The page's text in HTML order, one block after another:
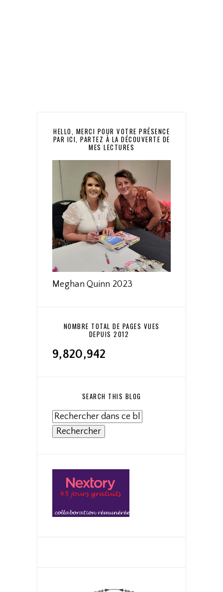
HELLO, MERCI POUR VOTRE PRÉSENCE
PAR ICI, PARTEZ À LA DÉCOUVERTE DE
MES LECTURES
Meghan Quinn 2023
NOMBRE TOTAL DE PAGES VUES
DEPUIS 2012
9,820,942
SEARCH THIS BLOG